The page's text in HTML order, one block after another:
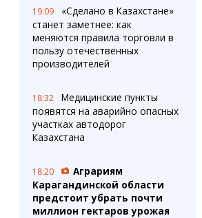
19:09
«Сделано в Казахстане»
станет заметнее: как
меняются правила торговли в
пользу отечественных
производителей
18:32
Медицинские пункты
появятся на аварийно опасных
участках автодорог
Казахстана
18:20
Аграриям
Карагандинской области
предстоит убрать почти
миллион гектаров урожая